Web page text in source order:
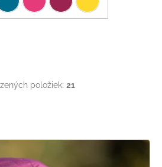
položiek: 21